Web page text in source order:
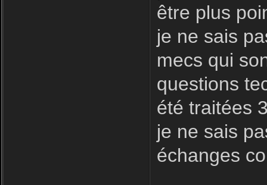
être plus
je ne sais
mecs qui
questions
été traitées
je ne sais
échanges